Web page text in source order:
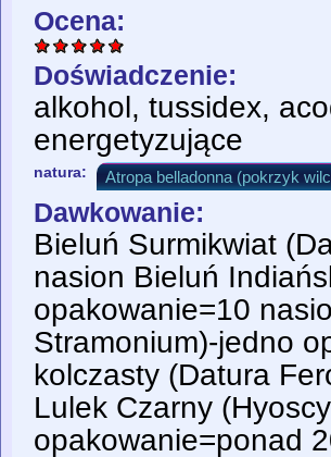
Ocena:
Doświadczenie:
alkohol, tussidex,
energetyzujące
natura: Atropa belladonna (pokrzyk
Dawkowanie:
Bieluń Surmikwiat
nasion Bieluń
opakowanie=10
Stramonium)-jedno
kolczasty (Datura
Lulek Czarny
opakowanie=ponad